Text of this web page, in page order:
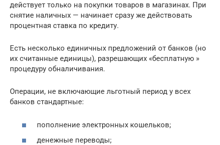
действует только на покупки товаров в магазинах. При
снятие наличных — начинает сразу же действовать
процентная ставка по кредиту.
Есть несколько единичных предложений от банков (но
их считанные единицы), разрешающих «бесплатную »
процедуру обналичивания.
Операции, не включающие льготный период у всех
банков стандартные:
пополнение электронных кошельков;
денежные переводы;